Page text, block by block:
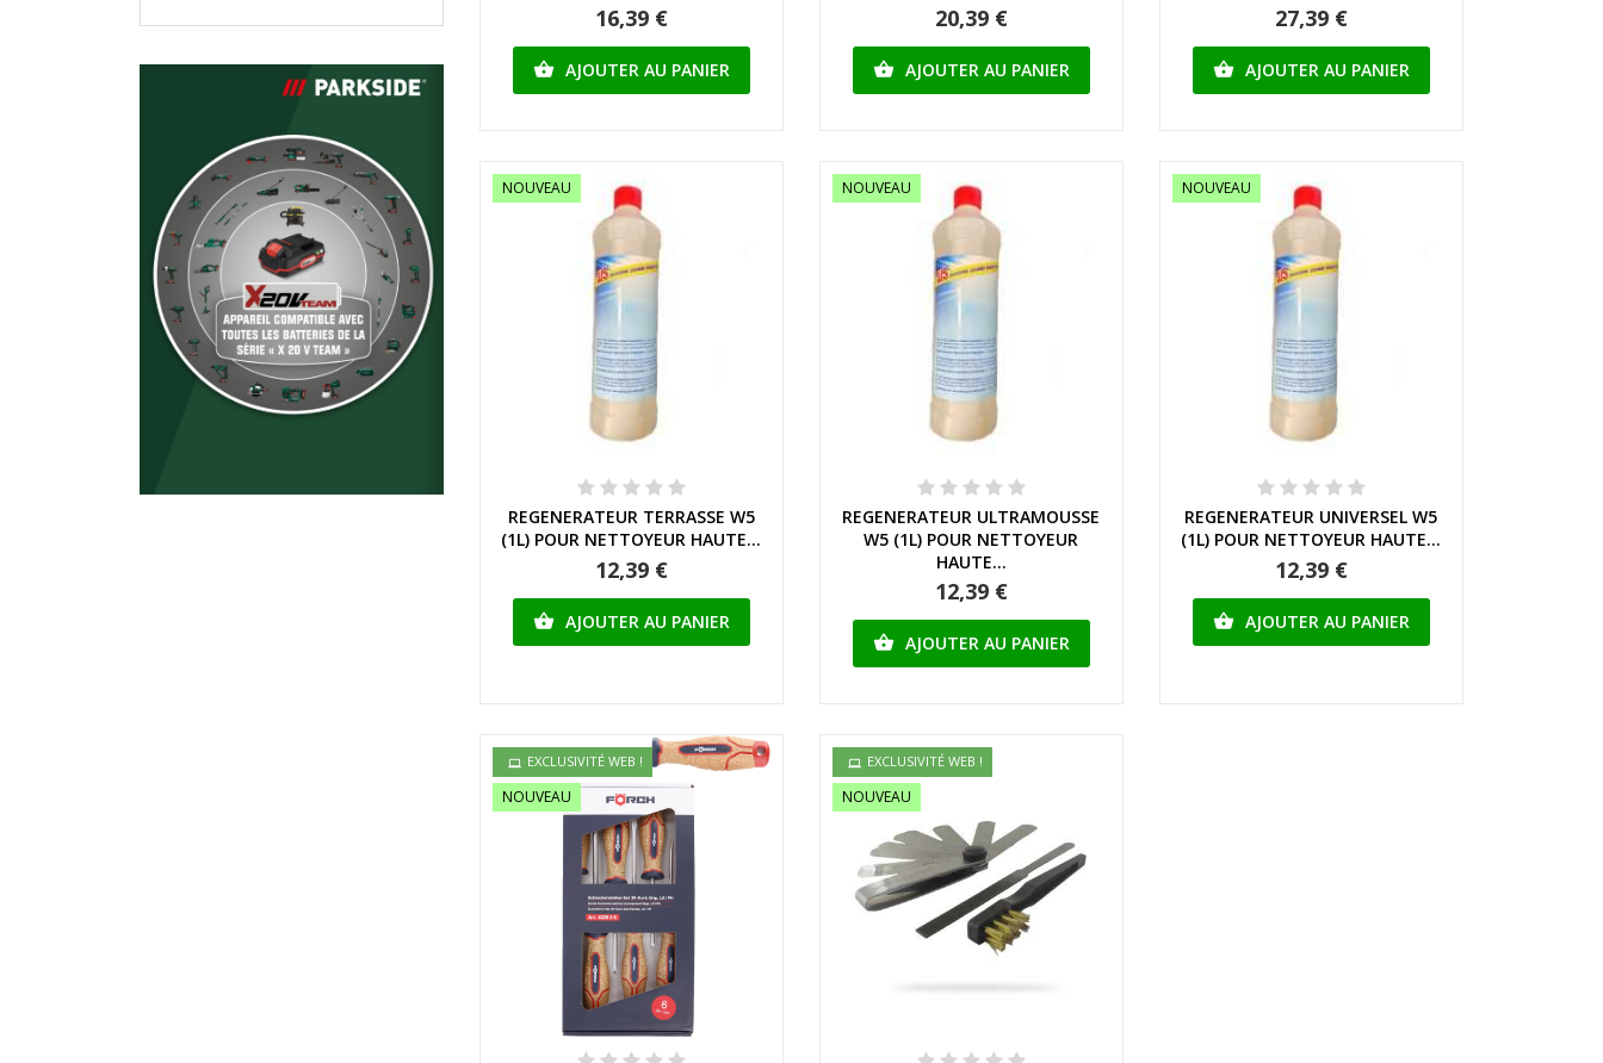
16,39 €
 AJOUTER AU PANIER
20,39 €
 AJOUTER AU PANIER
27,39 €
 AJOUTER AU PANIER
NOUVEAU
Aperçu rapide
REGENERATEUR TERRASSE W5
(1L) POUR NETTOYEUR HAUTE...
12,39 €
 AJOUTER AU PANIER
NOUVEAU
Aperçu rapide
REGENERATEUR ULTRAMOUSSE
W5 (1L) POUR NETTOYEUR
HAUTE...
12,39 €
 AJOUTER AU PANIER
NOUVEAU
Aperçu rapide
REGENERATEUR UNIVERSEL W5
(1L) POUR NETTOYEUR HAUTE...
12,39 €
 AJOUTER AU PANIER
EXCLUSIVITÉ WEB !
NOUVEAU
EXCLUSIVITÉ WEB !
NOUVEAU